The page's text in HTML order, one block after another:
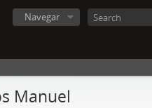
Navegar
Manuel